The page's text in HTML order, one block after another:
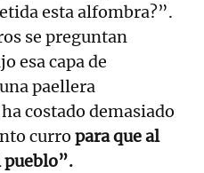
esta alfombra?”.
se preguntan
esa capa de
paellera
costado demasiado
curro para que al
pueblo”.